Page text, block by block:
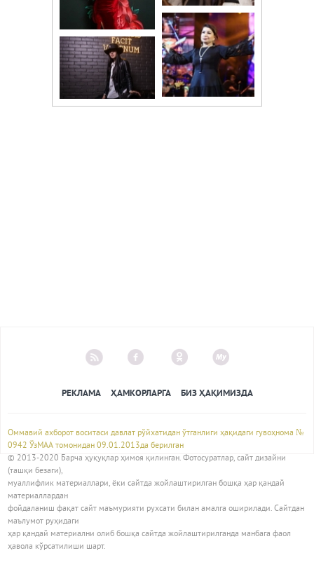
РЕКЛАМА ҲАМКОРЛАРГА БИЗ ҲАҚИМИЗДА
Оммавий ахборот воситаси давлат рўйхатидан ўтганлиги ҳақидаги гувоҳнома №
0942 ЎзМАА томонидан 09.01.2013да берилган
© 2013-2020 Барча ҳуқуқлар ҳимоя қилинган. Фотосуратлар, сайт дизайни
(ташқи безаги),
муаллифлик материаллари, ёки сайтда жойлаштирилган бошқа ҳар қандай
материаллардан
фойдаланиш фақат сайт маъмурияти рухсати билан амалга оширилади. Сайтдан
маълумот руҳидаги
ҳар қандай материални олиб бошқа сайтда жойлаштирилганда манбага фаол
ҳавола кўрсатилиши шарт.